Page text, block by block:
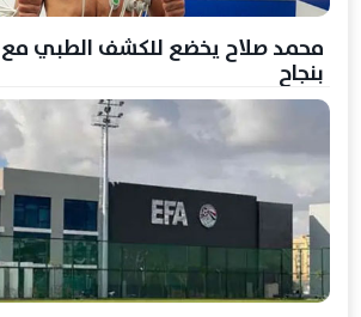
محمد صلاح يخضع للكشف الطبي مع
بنجاح